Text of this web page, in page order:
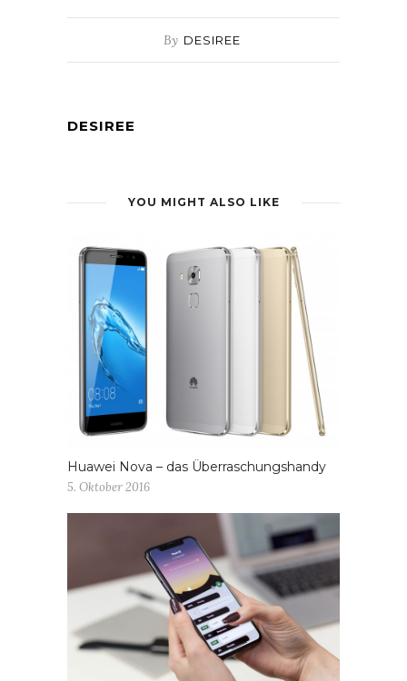
By DESIREE
DESIREE
YOU MIGHT ALSO LIKE
Huawei Nova – das Überraschungshandy
5. Oktober 2016